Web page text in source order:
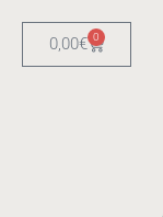
0,00€ 0